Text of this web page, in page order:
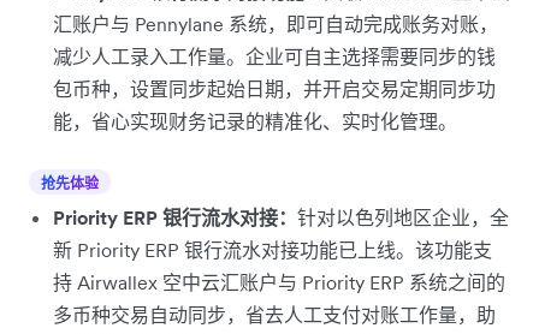
汇账户与 Pennylane 系统，即可自动完成账务对账，
减少人工录入工作量。企业可自主选择需要同步的钱
包币种，设置同步起始日期，并开启交易定期同步功
能，省心实现财务记录的精准化、实时化管理。
抢先体验
Priority ERP 银行流水对接： 针对以色列地区企业，全
新 Priority ERP 银行流水对接功能已上线。该功能支
持 Airwallex 空中云汇账户与 Priority ERP 系统之间的
多币种交易自动同步，省去人工支付对账工作量，助